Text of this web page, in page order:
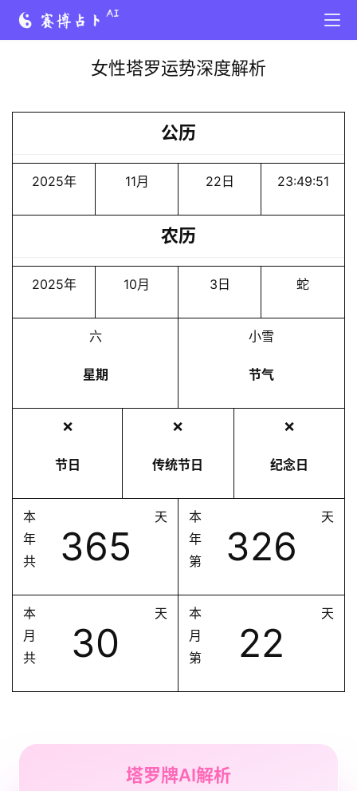
女性塔罗运势深度解析
公历
2025年 11月 22日 23:49:51
农历
2025年 10月 3日 蛇
六
星期
小雪
节气
❌
节日
❌
传统节日
❌
纪念日
本
年
共
365
天
本
年
第
326
天
本
月
共
30
天
本
月
第
22
天
塔罗牌AI解析